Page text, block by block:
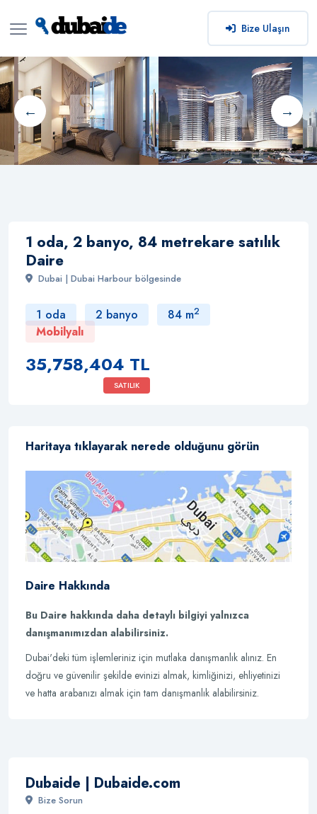
Bize Ulaşın
1 oda, 2 banyo, 84 metrekare satılık
Daire
Dubai | Dubai Harbour bölgesinde
1 oda 2 banyo 84 m2
Mobilyalı
35,758,404 TL
SATILIK
Haritaya tıklayarak nerede olduğunu görün
Daire Hakkında
Bu Daire hakkında daha detaylı bilgiyi yalnızca
danışmanımızdan alabilirsiniz.
Dubai'deki tüm işlemleriniz için mutlaka danışmanlık alınız. En
doğru ve güvenilir şekilde evinizi almak, kimliğinizi, ehliyetinizi
ve hatta arabanızı almak için tam danışmanlık alabilirsiniz.
Dubaide | Dubaide.com
Bize Sorun